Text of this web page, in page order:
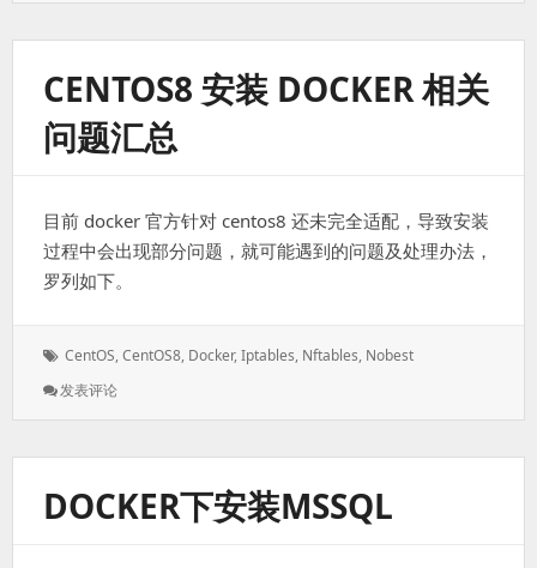
内
文
显
CENTOS8 安装 DOCKER 相关
问题汇总
目前 docker 官方针对 centos8 还未完全适配，导致安装
过程中会出现部分问题，就可能遇到的问题及处理办法，
罗列如下。
标
CentOS,CentOS8, Docker,Iptables, Nftables, Nobest
发表评论: CentOS8
Docker
关
问
DOCKER下安装MSSQL